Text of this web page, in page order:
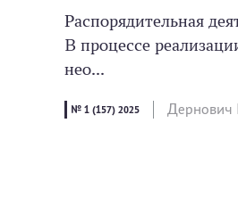
Распорядительная
В процессе
нео...
№ 1 (157) 2025 Дернович